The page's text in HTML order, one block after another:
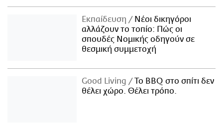
Εκπαίδευση
Νέοι δικηγόροι
αλλάζουν το τοπίο: Πώς οι
σπουδές Νομικής οδηγούν σε
θεσμική συμμετοχή
Good Living
Το BBQ στο σπίτι δεν
θέλει χώρο. Θέλει τρόπο.